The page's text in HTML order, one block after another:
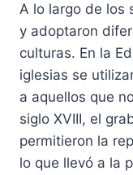
A lo largo de los
y adoptaron
culturas. En la
iglesias se
a aquellos que
siglo XVIII, el
permitieron la
lo que llevó a la